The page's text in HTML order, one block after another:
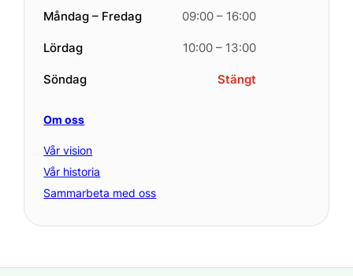
Måndag – Fredag 09:00 – 16:00
Lördag 10:00 – 13:00
Söndag Stängt
Om oss
Vår vision
Vår historia
Sammarbeta med oss